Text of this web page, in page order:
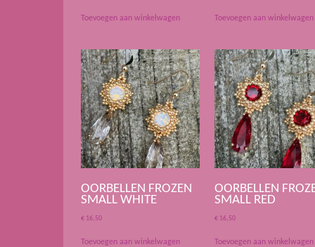
Toevoegen aan winkelwagen Toevoegen aan winkelwagen
OORBELLEN FROZEN
SMALL WHITE
€ 16,50
Toevoegen aan winkelwagen
OORBELLEN
SMALL RED
€ 16,50
Toevoegen aan winkelwagen